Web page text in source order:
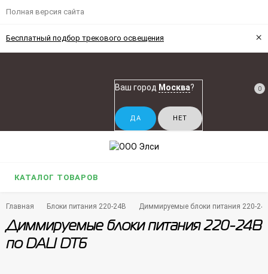
Полная версия сайта
Бесплатный подбор трекового освещения ×
Ваш город Москва? 0
КАТАЛОГ ТОВАРОВ
Главная Блоки питания 220-24В Диммируемые блоки питания 220-
Диммируемые блоки питания 220-24В
по DALI DT6